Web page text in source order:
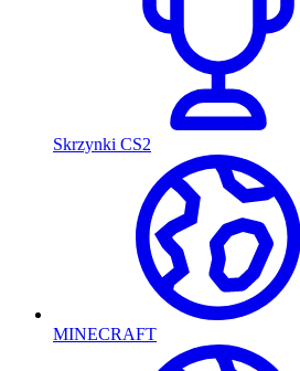
Skrzynki CS2
MINECRAFT